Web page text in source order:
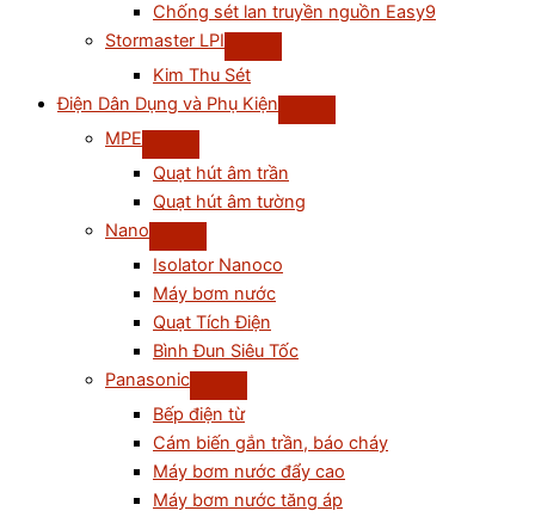
Chống sét lan truyền nguồn Easy9
Stormaster LPI
Kim Thu Sét
Điện Dân Dụng và Phụ Kiện
MPE
Quạt hút âm trần
Quạt hút âm tường
Nano
Isolator Nanoco
Máy bơm nước
Quạt Tích Điện
Bình Đun Siêu Tốc
Panasonic
Bếp điện từ
Cám biến gắn trần, báo cháy
Máy bơm nước đẩy cao
Máy bơm nước tăng áp